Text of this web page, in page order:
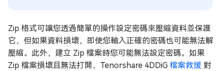
Zip 格式可讓您透過簡單的操作設定密碼來壓縮資料並保護
它，但如果資料損壞，即使您輸入正確的密碼也可能無法解
壓縮。此外，建立 Zip 檔案時您可能無法設定密碼。如果
Zip 檔案損壞且無法打開，Tenorshare 4DDiG 檔案救援 對